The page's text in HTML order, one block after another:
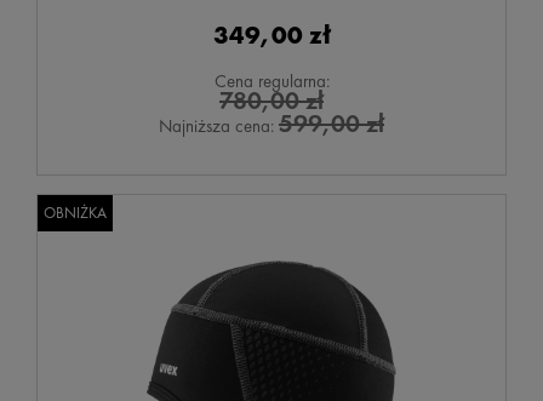
349,00 zł
Cena regularna:
780,00 zł
Najniższa cena: 599,00 zł
OBNIŻKA